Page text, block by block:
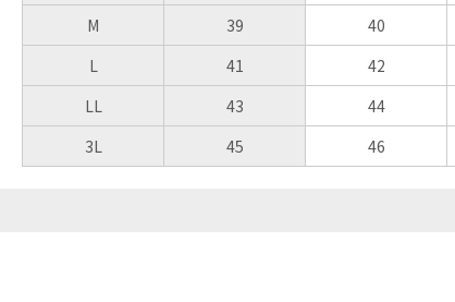
M
39 40
L
41 42
LL
43 44
3L
45 46